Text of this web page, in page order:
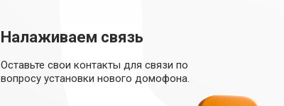
Налаживаем связь
Оставьте свои контакты для связи по
вопросу установки нового домофона.